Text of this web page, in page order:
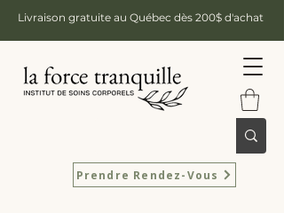
Livraison gratuite au Québec dès 200$ d'achat
Prendre Rendez-Vous